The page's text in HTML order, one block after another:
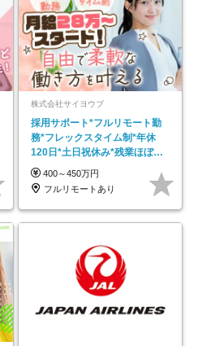
株式会社サイヨウブ
採用サポート*フルリモート勤
務*フレックスタイム制*年休
120日*土日祝休み*残業ほぼな
し*育児中社員8割以上
400～450万円
フルリモートあり